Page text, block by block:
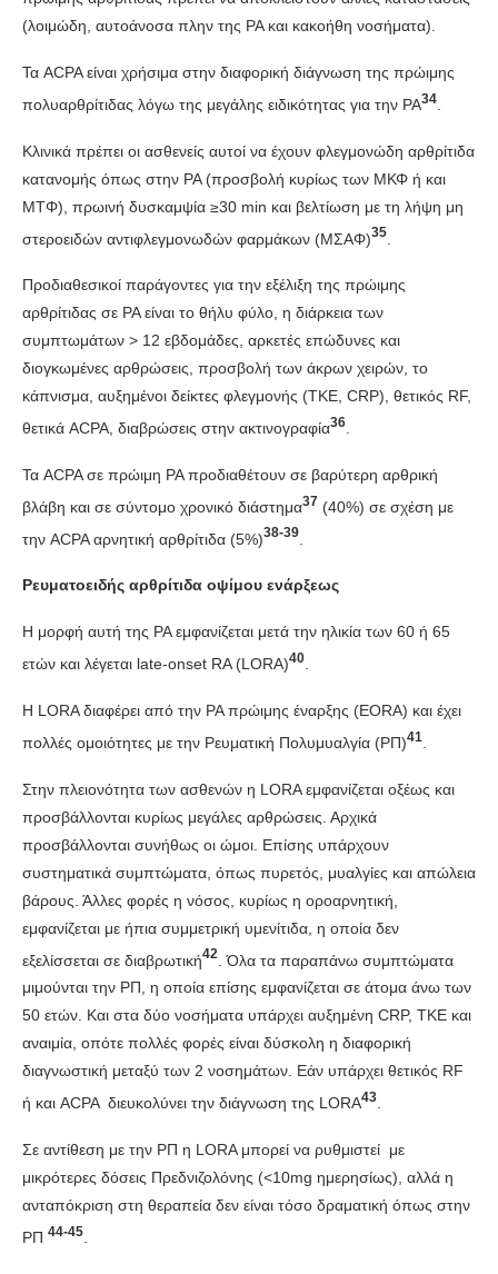
(λοιμώδη, αυτοάνοσα πλην της ΡΑ και κακοήθη νοσήματα).
Τα ACPA είναι χρήσιμα στην διαφορική διάγνωση της πρώιμης
πολυαρθρίτιδας λόγω της μεγάλης ειδικότητας για την ΡΑ34
Κλινικά πρέπει οι ασθενείς αυτοί να έχουν φλεγμονώδη αρθρίτιδα
κατανομής όπως στην ΡΑ (προσβολή κυρίως των ΜΚΦ ή και
ΜΤΦ), πρωινή δυσκαμψία ≥30 min και βελτίωση με τη λήψη μη
στεροειδών αντιφλεγμονωδών φαρμάκων (ΜΣΑΦ)35
Προδιαθεσικοί παράγοντες για την εξέλιξη της πρώιμης
αρθρίτιδας σε ΡΑ είναι το θήλυ φύλο, η διάρκεια των
συμπτωμάτων > 12 εβδομάδες, αρκετές επώδυνες και
διογκωμένες αρθρώσεις, προσβολή των άκρων χειρών, το
κάπνισμα, αυξημένοι δείκτες φλεγμονής (ΤΚΕ, CRP), θετικός RF,
θετικά ACPA, διαβρώσεις στην ακτινογραφία36
Τα ACPA σε πρώιμη ΡΑ προδιαθέτουν σε βαρύτερη αρθρική
βλάβη και σε σύντομο χρονικό διάστημα37 (40%) σε σχέση με
την ACPA αρνητική αρθρίτιδα (5%)38-39
Ρευματοειδής αρθρίτιδα οψίμου ενάρξεως
Η μορφή αυτή της ΡΑ εμφανίζεται μετά την ηλικία των 60 ή 65
ετών και λέγεται late-onset RA (LORA)40
H LORA διαφέρει από την ΡΑ πρώιμης έναρξης (EORA) και έχει
πολλές ομοιότητες με την Ρευματική Πολυμυαλγία (ΡΠ)41
Στην πλειονότητα των ασθενών η LORA εμφανίζεται οξέως και
προσβάλλονται κυρίως μεγάλες αρθρώσεις. Αρχικά
προσβάλλονται συνήθως οι ώμοι. Επίσης υπάρχουν
συστηματικά συμπτώματα, όπως πυρετός, μυαλγίες και απώλεια
βάρους. Άλλες φορές η νόσος, κυρίως η οροαρνητική,
εμφανίζεται με ήπια συμμετρική υμενίτιδα, η οποία δεν
εξελίσσεται σε διαβρωτική42
. Όλα τα παραπάνω συμπτώματα
μιμούνται την ΡΠ, η οποία επίσης εμφανίζεται σε άτομα άνω των
50 ετών. Και στα δύο νοσήματα υπάρχει αυξημένη CRP, ΤΚΕ και
αναιμία, οπότε πολλές φορές είναι δύσκολη η διαφορική
διαγνωστική μεταξύ των 2 νοσημάτων. Εάν υπάρχει θετικός RF
ή και ACPA διευκολύνει την διάγνωση της LORA43
Σε αντίθεση με την ΡΠ η LORA μπορεί να ρυθμιστεί με
μικρότερες δόσεις Πρεδνιζολόνης (<10mg ημερησίως), αλλά η
ανταπόκριση στη θεραπεία δεν είναι τόσο δραματική όπως στην
ΡΠ 44-45